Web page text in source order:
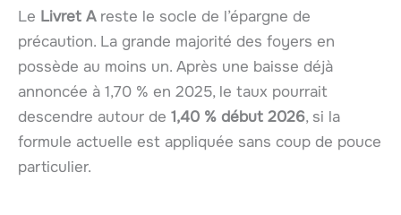
Le Livret Areste le socle de l’épargne de
précaution. La grande majorité des foyers en
possède au moins un. Après une baisse déjà
annoncée à 1,70 % en 2025, le taux pourrait
descendre autour de 1,40 % début 2026, si la
formule actuelle est appliquée sans coup de pouce
particulier.